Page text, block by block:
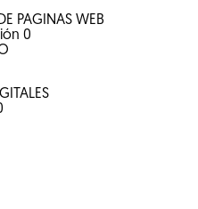
PÁGINAS WEB
0